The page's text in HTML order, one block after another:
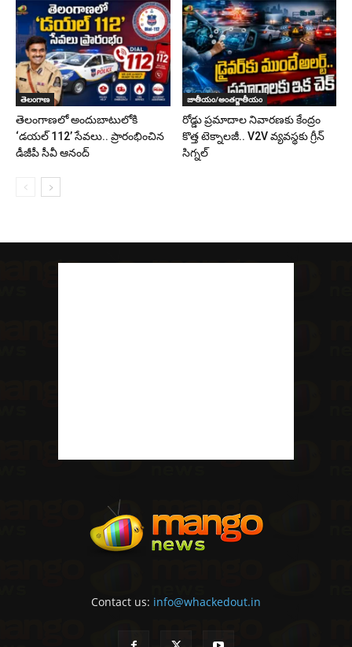
తెలంగాణ
తెలంగాణలో అందుబాటులోకి
‘డయల్ 112’ సేవలు.. ప్రారంభించిన
డీజీపీ సీవీ ఆనంద్
జాతీయం/అంతర్జాతీయం
రోడ్డు ప్రమాదాల నివారణకు కేంద్రం
కొత్త టెక్నాలజీ.. V2V వ్యవస్థకు గ్రీన్
సిగ్నల్
Contact us: info@whackedout.in